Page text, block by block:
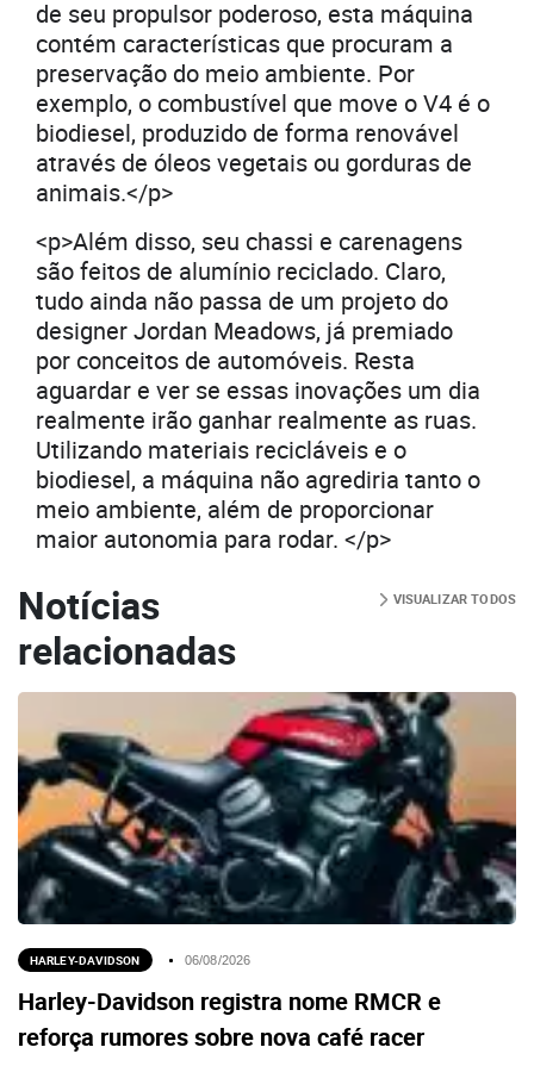
de seu propulsor poderoso, esta máquina
contém características que procuram a
preservação do meio ambiente. Por
exemplo, o combustível que move o V4 é o
biodiesel, produzido de forma renovável
através de óleos vegetais ou gorduras de
animais.</p>
<p>Além disso, seu chassi e carenagens
são feitos de alumínio reciclado. Claro,
tudo ainda não passa de um projeto do
designer Jordan Meadows, já premiado
por conceitos de automóveis. Resta
aguardar e ver se essas inovações um dia
realmente irão ganhar realmente as ruas.
Utilizando materiais recicláveis e o
biodiesel, a máquina não agrediria tanto o
meio ambiente, além de proporcionar
maior autonomia para rodar. </p>
Notícias
relacionadas
VISUALIZAR TODOS
HARLEY-DAVIDSON 06/08/2026
Harley-Davidson registra nome RMCR e
reforça rumores sobre nova café racer